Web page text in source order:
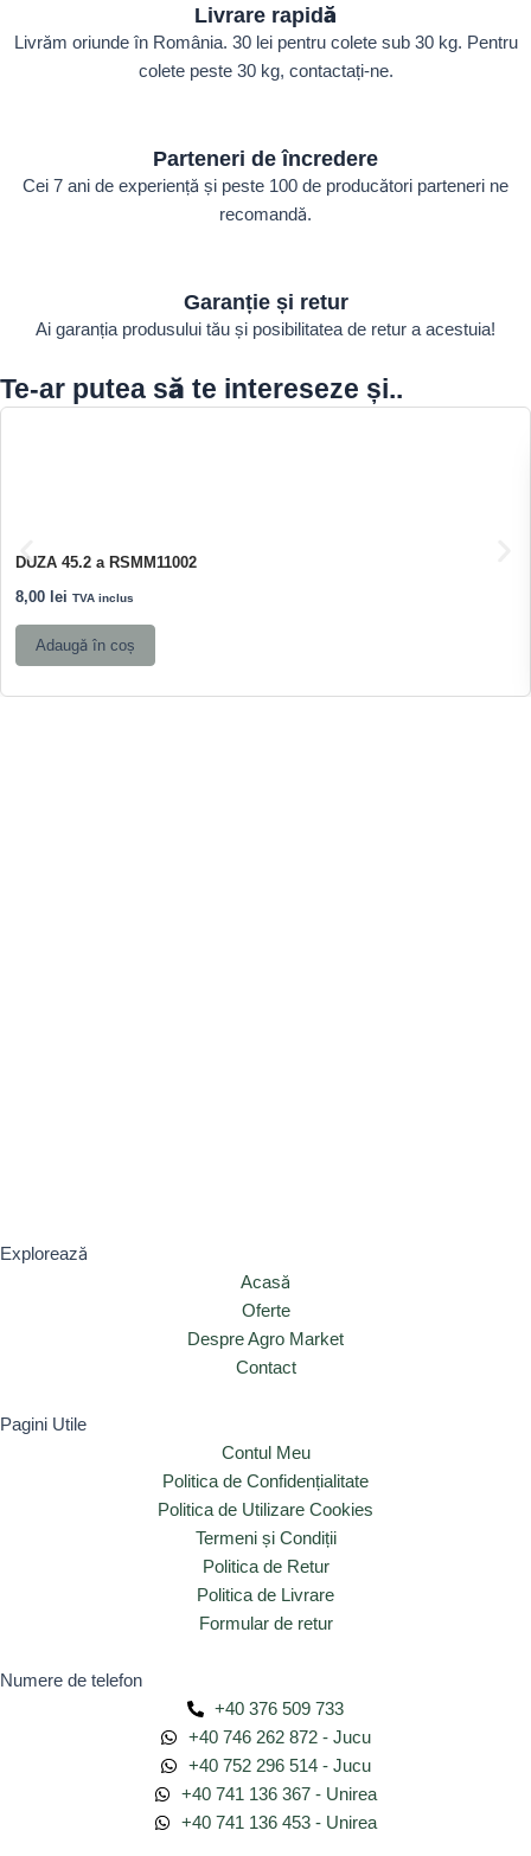
Livrare rapidă
Livrăm oriunde în România. 30 lei pentru colete sub 30 kg. Pentru
colete peste 30 kg, contactați-ne.
Parteneri de încredere
Cei 7 ani de experiență și peste 100 de producători parteneri ne
recomandă.
Garanție și retur
Ai garanția produsului tău și posibilitatea de retur a acestuia!
Te-ar putea să te intereseze și..
DUZA 45.2 a RSMM11002
8,00 lei TVA inclus
Adaugă în coș
Explorează
Acasă
Oferte
Despre Agro Market
Contact
Pagini Utile
Contul Meu
Politica de Confidențialitate
Politica de Utilizare Cookies
Termeni și Condiții
Politica de Retur
Politica de Livrare
Formular de retur
Numere de telefon
+40 376 509 733
+40 746 262 872 - Jucu
+40 752 296 514 - Jucu
+40 741 136 367 - Unirea
+40 741 136 453 - Unirea